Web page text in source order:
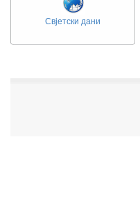
Свјетски дани